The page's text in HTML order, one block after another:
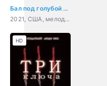
Бал под голубой луной
2021, США, мелодрама
HD